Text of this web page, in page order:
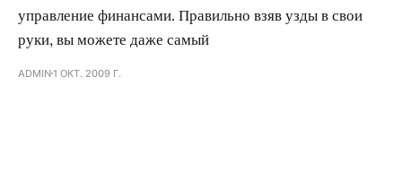
управление финансами. Правильно взяв узды в свои
руки, вы можете даже самый
ADMIN1 ОКТ. 2009 Г.